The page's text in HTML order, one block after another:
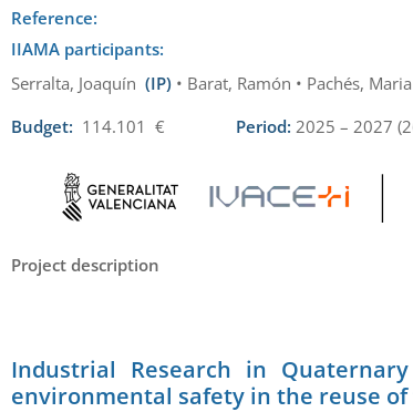
Reference:
IIAMA participants:
Serralta, Joaquín (IP)• Barat, Ramón • Pachés,
Budget: 114.101 € Period: 2025 – 2027
Project description
Industrial Research in
environmental safety in the reuse